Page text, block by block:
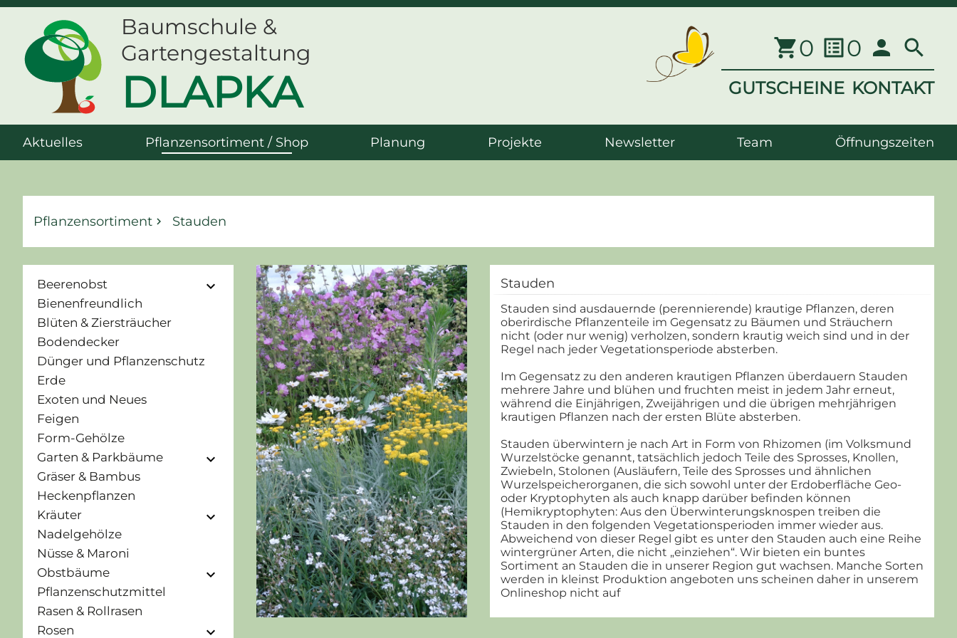
Baumschule &
Gartengestaltung
DLAPKA
shopping_cart0 list_alt 0 person search
GUTSCHEINE KONTAKT
Aktuelles Pflanzensortiment / Shop Planung Projekte Newsletter Team Öffnungszeiten
Pflanzensortiment keyboard_arrow_right Stauden
expand_more
Beerenobst
Bienenfreundlich
Blüten & Ziersträucher
Bodendecker
Dünger und Pflanzenschutz
Erde
Exoten und Neues
Feigen
Form-Gehölze
expand_more
Garten & Parkbäume
Gräser & Bambus
Heckenpflanzen
expand_more
Kräuter
Nadelgehölze
Nüsse & Maroni
expand_more
Obstbäume
Pflanzenschutzmittel
Rasen & Rollrasen
expand_more
Rosen
Stauden
Stauden sind ausdauernde (perennierende) krautige Pflanzen, deren
oberirdische Pflanzenteile im Gegensatz zu Bäumen und Sträuchern
nicht (oder nur wenig) verholzen, sondern krautig weich sind und in der
Regel nach jeder Vegetationsperiode absterben.
Im Gegensatz zu den anderen krautigen Pflanzen überdauern Stauden
mehrere Jahre und blühen und fruchten meist in jedem Jahr erneut,
während die Einjährigen, Zweijährigen und die übrigen mehrjährigen
krautigen Pflanzen nach der ersten Blüte absterben.
Stauden überwintern je nach Art in Form von Rhizomen (im Volksmund
Wurzelstöcke genannt, tatsächlich jedoch Teile des Sprosses, Knollen,
Zwiebeln, Stolonen (Ausläufern, Teile des Sprosses und ähnlichen
Wurzelspeicherorganen, die sich sowohl unter der Erdoberfläche Geo-
oder Kryptophyten als auch knapp darüber befinden können
(Hemikryptophyten: Aus den Überwinterungsknospen treiben die
Stauden in den folgenden Vegetationsperioden immer wieder aus.
Abweichend von dieser Regel gibt es unter den Stauden auch eine Reihe
wintergrüner Arten, die nicht „einziehen“. Wir bieten ein buntes
Sortiment an Stauden die in unserer Region gut wachsen. Manche Sorten
werden in kleinst Produktion angeboten uns scheinen daher in unserem
Onlineshop nicht auf